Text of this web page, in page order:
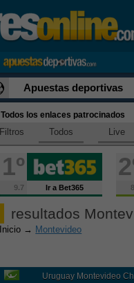
Apuestas deportivas
Todos los enlaces patrocinados
Filtros Todos Live
1º
9.7 Ir a Bet365
resultados
Inicio → Montevideo
UruguayMontevideo